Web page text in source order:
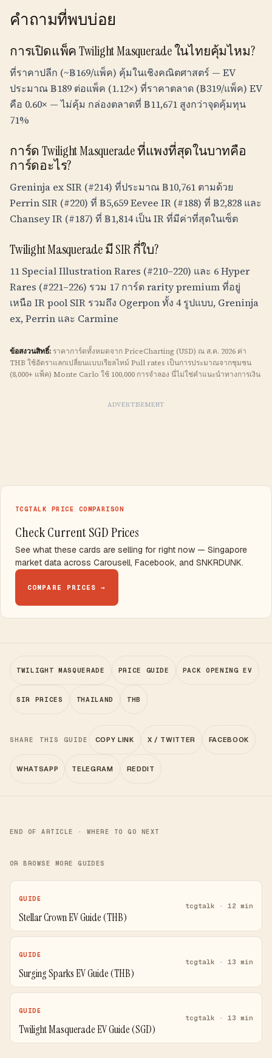
คำถามที่พบบ่อย
การเปิดแพ็ค Twilight Masquerade ในไทยคุ้มไหม?
ที่ราคาปลีก (~฿169/แพ็ค) คุ้มในเชิงคณิตศาสตร์ — EV
ประมาณ฿189 ต่อแพ็ค (1.12×) ที่ราคาตลาด (฿319/แพ็ค) EV
คือ 0.60× — ไม่คุ้ม กล่องตลาดที่ ฿11,671 สูงกว่าจุดคุ้มทุน
71%
การ์ด Twilight Masquerade ที่แพงที่สุดในบาทคือ
การ์ดอะไร?
Greninja ex SIR (#214) ที่ประมาณ฿10,761 ตามด้วย
Perrin SIR (#220) ที่ ฿5,659Eevee IR (#188) ที่ ฿2,828 และ
Chansey IR (#187) ที่ ฿1,814เป็น IR ที่มีค่าที่สุดในเซ็ต
Twilight Masquerade มี SIR กี่ใบ?
11 Special Illustration Rares (#210–220) และ 6 Hyper
Rares (#221–226) รวม 17 การ์ด rarity premium ที่อยู่
เหนือ IR pool SIR รวมถึง Ogerpon ทั้ง 4 รูปแบบ, Greninja
ex, Perrin และ Carmine
ข้อสงวนสิทธิ์: ราคาการ์ดทั้งหมดจาก PriceCharting (USD) ณ ส.ค. 2026 ค่า
THB ใช้อัตราแลกเปลี่ยนแบบเรียลไทม์ Pull rates เป็นการประมาณจากชุมชน
(8,000+ แพ็ค) Monte Carlo ใช้ 100,000 การจำลอง นี่ไม่ใช่คำแนะนำทางการเงิน
ADVERTISEMENT
TCGTALK PRICE COMPARISON
Check Current SGD Prices
See what these cards are selling for right now — Singapore
market data across Carousell, Facebook, and SNKRDUNK.
COMPARE PRICES →
TWILIGHT MASQUERADE PRICE GUIDE PACK OPENING EV
SIR PRICES THAILAND THB
SHARE THIS GUIDE COPY LINK X / TWITTER FACEBOOK
WHATSAPP TELEGRAM REDDIT
END OF ARTICLE · WHERE TO GO NEXT
OR BROWSE MORE GUIDES
GUIDE
Stellar Crown EV Guide (THB)
tcgtalk · 12 min
GUIDE
Surging Sparks EV Guide (THB)
tcgtalk · 13 min
GUIDE
Twilight Masquerade EV Guide (SGD)
tcgtalk · 13 min